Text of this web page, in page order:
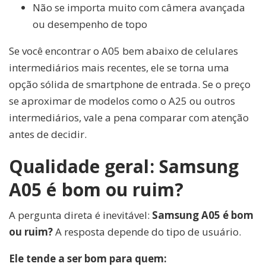
Não se importa muito com câmera avançada
ou desempenho de topo
Se você encontrar o A05 bem abaixo de celulares
intermediários mais recentes, ele se torna uma
opção sólida de smartphone de entrada. Se o preço
se aproximar de modelos como o A25 ou outros
intermediários, vale a pena comparar com atenção
antes de decidir.
Qualidade geral: Samsung
A05 é bom ou ruim?
A pergunta direta é inevitável: Samsung A05 é bom
ou ruim?A resposta depende do tipo de usuário.
Ele tende a ser bom para quem: